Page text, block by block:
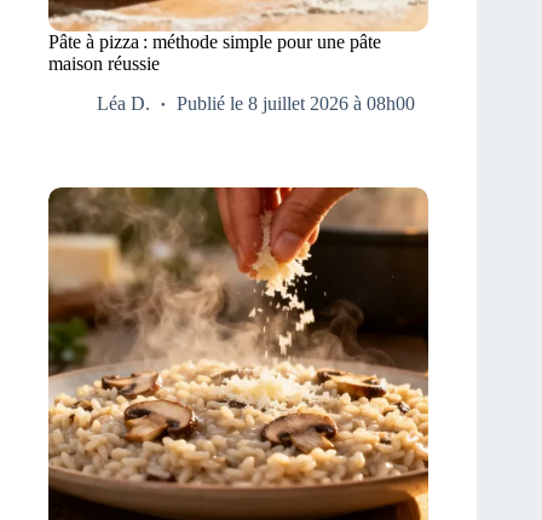
Pâte à pizza : méthode simple pour une pâte
maison réussie
Léa D.
Publié le 8 juillet 2026 à 08h00